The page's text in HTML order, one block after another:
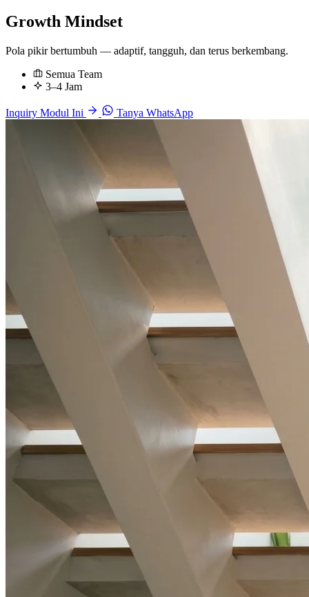
Growth Mindset
Pola pikir bertumbuh — adaptif, tangguh, dan terus berkembang.
Semua Team
3–4 Jam
Inquiry Modul Ini Tanya WhatsApp